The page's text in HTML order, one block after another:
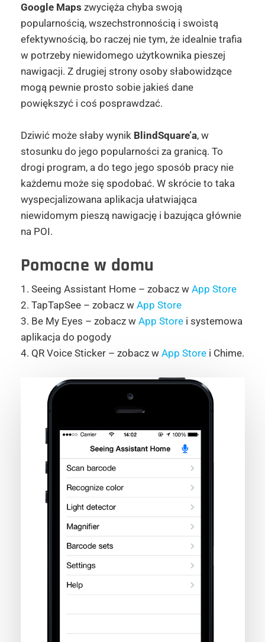
Google Maps zwycięża chyba swoją
popularnością, wszechstronnością i swoistą
efektywnością, bo raczej nie tym, że idealnie trafia
w potrzeby niewidomego użytkownika pieszej
nawigacji. Z drugiej strony osoby słabowidzące
mogą pewnie prosto sobie jakieś dane
powiększyć i coś posprawdzać.
Dziwić może słaby wynik BlindSquare’a, w
stosunku do jego popularności za granicą. To
drogi program, a do tego jego sposób pracy nie
każdemu może się spodobać. W skrócie to taka
wyspecjalizowana aplikacja ułatwiająca
niewidomym pieszą nawigację i bazująca głównie
na POI.
Pomocne w domu
1. Seeing Assistant Home – zobacz w App Store
2. TapTapSee – zobacz w App Store
3. Be My Eyes – zobacz w App Storei systemowa
aplikacja do pogody
4. QR Voice Sticker – zobacz w App Storei Chime.